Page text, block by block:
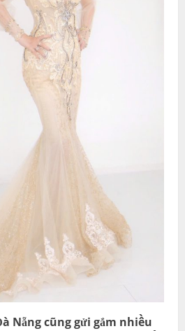
Nẵng cũng gửi gắm nhiều